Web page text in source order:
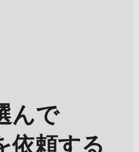
んで
依頼する